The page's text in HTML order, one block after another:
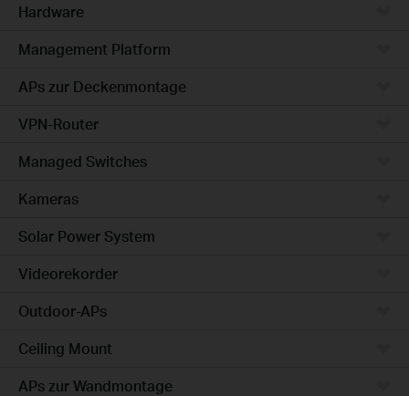
Hardware
Management Platform
APs zur Deckenmontage
VPN-Router
Managed Switches
Kameras
Solar Power System
Videorekorder
Outdoor-APs
Ceiling Mount
APs zur Wandmontage